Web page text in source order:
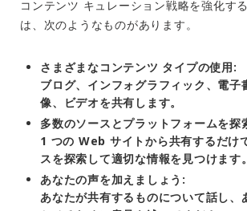
コンテンツ キュレーション戦略を強化す
は、次のようなものがあります。
さまざまなコンテンツ タイプの使用:
ブログ、インフォグラフィック、電子
像、ビデオを共有します。
多数のソースとプラットフォームを探
1 つの Web サイトから共有するだけ
スを探索して適切な情報を見つけます。
あなたの声を加えましょう:
あなたが共有するものについて話し、